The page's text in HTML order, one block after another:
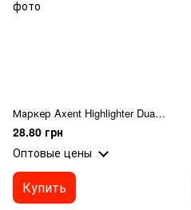
Маркер Axent Highlighter Dual 2534-04-A, 2-4 мм, клиновидный, зеленый+желтый
28.80 грн
Оптовые цены
Купить